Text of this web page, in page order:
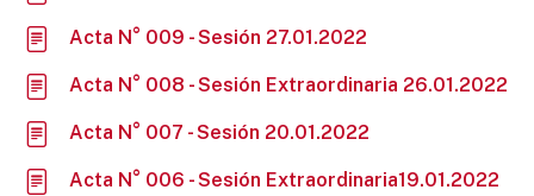
Acta N° 009 - Sesión 27.01.2022
Acta N° 008 - Sesión Extraordinaria 26.01.2022
Acta N° 007 - Sesión 20.01.2022
Acta N° 006 - Sesión Extraordinaria19.01.2022